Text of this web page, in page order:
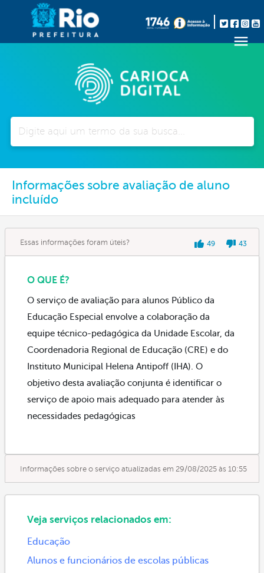
Informações sobre avaliação de aluno
incluído
Essas informações foram úteis? 49 43
O QUE É?
O serviço de avaliação para alunos Público da
Educação Especial envolve a colaboração da
equipe técnico-pedagógica da Unidade Escolar, da
Coordenadoria Regional de Educação (CRE) e do
Instituto Municipal Helena Antipoff (IHA). O
objetivo desta avaliação conjunta é identificar o
serviço de apoio mais adequado para atender às
necessidades pedagógicas
Informações sobre o serviço atualizadas em 29/08/2025 às 10:55
Veja serviços relacionados em:
Educação
Alunos e funcionários de escolas públicas